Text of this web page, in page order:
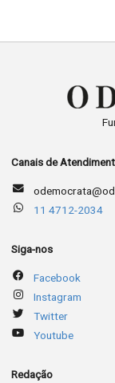
Canais de
11 4712-2034
Siga-nos
Facebook
Instagram
Twitter
Youtube
Redação